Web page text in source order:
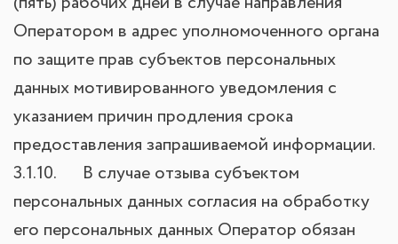
Оператором в адрес уполномоченного органа
по защите прав субъектов персональных
данных мотивированного уведомления с
указанием причин продления срока
предоставления запрашиваемой информации.
3.1.10. В случае отзыва субъектом
персональных данных согласия на обработку
его персональных данных Оператор обязан